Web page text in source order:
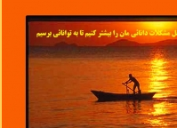
افتاده در آب
هستی و بین من و تو فاصله هاست
فرو ریختن است
که به روی گسل زلزله هاست